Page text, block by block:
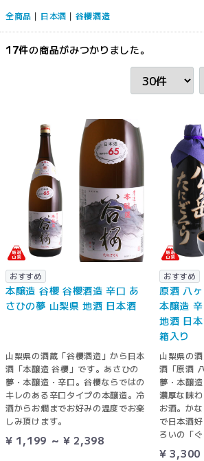
全商品 日本酒 谷櫻酒造
17件の商品がみつかりました。
おすすめ
本醸造 谷櫻 谷櫻酒造 辛口 あ
さひの夢 山梨県 地酒 日本酒
山梨県の酒蔵「谷櫻酒造」から日本
酒「本醸造 谷櫻」です。あさひの
夢・本醸造・辛口。谷櫻ならではの
キレのある辛口タイプの本醸造。冷
酒からお燗までお好みの温度でお楽
しみ頂けます。
¥ 1,199 ～ ¥ 2,398
おすすめ
原酒 八
本醸造
地酒 日
箱入り
山梨県の
酒「原酒
夢・本醸
濃厚な味
お酒。か
で日本酒
ろいの「ぐ
¥ 3,300